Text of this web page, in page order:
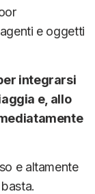
e oggetti
integrarsi
e, allo
e altamente